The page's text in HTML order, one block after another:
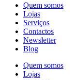
Quem somos
Lojas
Serviços
Contactos
Newsletter
Blog
Quem somos
Lojas